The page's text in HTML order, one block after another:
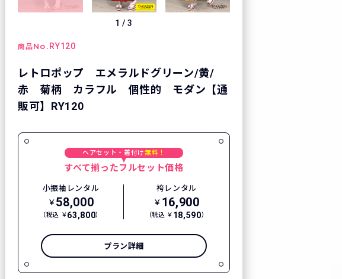
1 /3
商品No. RY120
レトロポップ エメラルドグリーン/黄/
赤 菊柄 カラフル 個性的 モダン【通
販可】RY120
ヘアセット・着付け無料！
すべて揃ったフルセット価格
小振袖レンタル
￥ 58,000
（税込 ￥63,800）
袴レンタル
￥ 16,900
（税込 ￥ 18,590）
プラン詳細